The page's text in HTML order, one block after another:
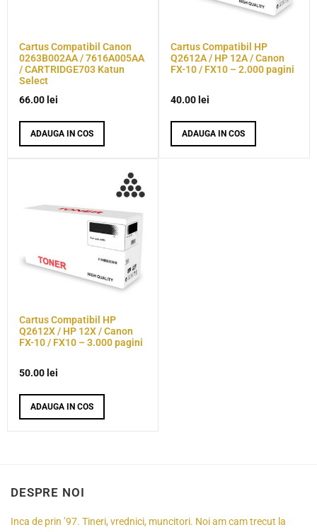
Cartus Compatibil Canon
0263B002AA / 7616A005AA
/ CARTRIDGE703 Katun
Select
66.00 lei
ADAUGA IN COS
Cartus Compatibil HP
Q2612A / HP 12A / Canon
FX-10 / FX10 – 2.000 pagini
40.00 lei
ADAUGA IN COS
Cartus Compatibil HP
Q2612X / HP 12X / Canon
FX-10 / FX10 – 3.000 pagini
50.00 lei
ADAUGA IN COS
DESPRE NOI
Inca de prin ’97. Tineri, vrednici, muncitori. Noi am cam trecut la